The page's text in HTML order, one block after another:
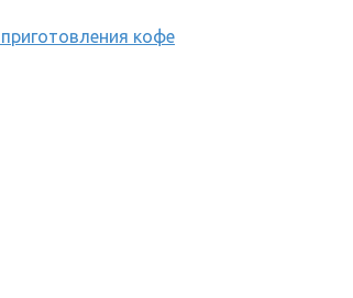
кофе